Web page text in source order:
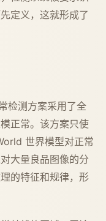
定义，这就形成了
检测方案采用了全
正常。该方案只使
世界模型对正常
大量良品图像的分
的特征和规律，形